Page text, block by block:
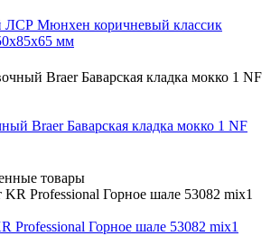
ЛСР Мюнхен коричневый классик
мм
Braer Баварская кладка мокко 1 NF
товары
Professional Горное шале 53082 mix1